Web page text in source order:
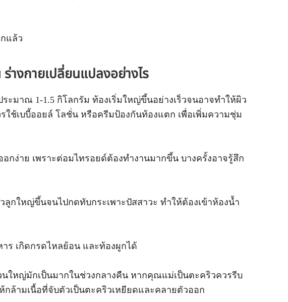
แล้ว
างกายเปลี่ยนแปลงอย่างไร
ะมาณ 1-1.5 กิโลกรัม ท้องเริ่มใหญ่ขึ้นอย่างเร็วจนอาจทำให้ผิว
ช้เบบี้ออยล์ โลชั่น หรือครีมป้องกันท้องแตก เพื่อเพิ่มความชุ่ม
กง่าย เพราะต่อมไทรอยด์ต้องทำงานมากขึ้น บางครั้งอาจรู้สึก
ลูกใหญ่ขึ้นจนไปกดทับกระเพาะปัสสาวะ ทำให้ต้องเข้าห้องน้ำ
ร เกิดกรดไหลย้อน และท้องผูกได้
นใหญ่มักเป็นมากในช่วงกลางคืน หากคุณแม่เป็นตะคริวควรรีบ
กล้ามเนื้อที่จับตัวเป็นตะคริวเหยียดและคลายตัวออก